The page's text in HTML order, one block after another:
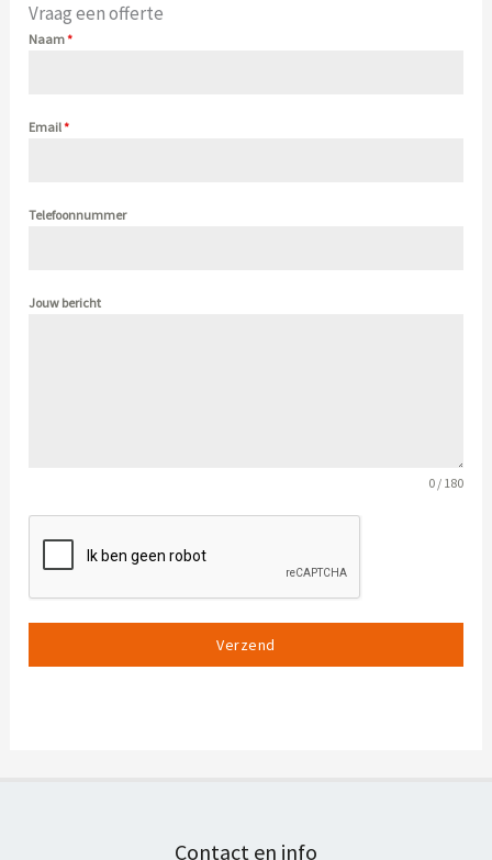
Vraag een offerte
Naam*
Email*
Telefoonnummer
Jouw bericht
0 / 180
Verzend
Contact en info